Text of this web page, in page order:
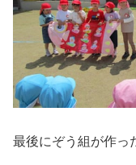
最後にぞう組が作っ